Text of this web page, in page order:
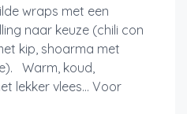
wraps met een
naar keuze (chili con
kip, shoarma met
Warm, koud,
lekker vlees... Voor